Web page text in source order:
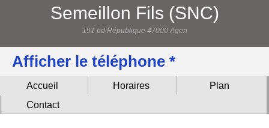
Semeillon Fils (SNC)
191 bd République 47000 Agen
Afficher le téléphone *
Accueil Horaires
Plan
Contact